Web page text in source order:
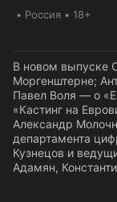
Россия 18+
В новом выпуске
Моргенштерне;
Павел Воля — о
«Кастинг на
Александр
департамента
Кузнецов и
Адамян,